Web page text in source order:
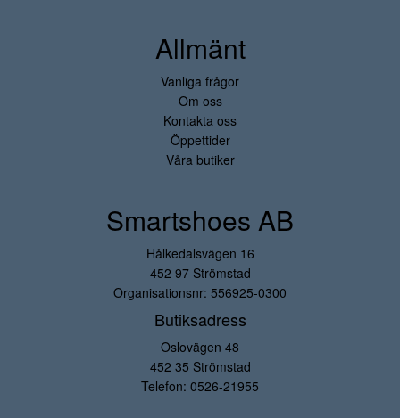
Allmänt
Vanliga frågor
Om oss
Kontakta oss
Öppettider
Våra butiker
Smartshoes AB
Hålkedalsvägen 16
452 97 Strömstad
Organisationsnr: 556925-0300
Butiksadress
Oslovägen 48
452 35 Strömstad
Telefon: 0526-21955